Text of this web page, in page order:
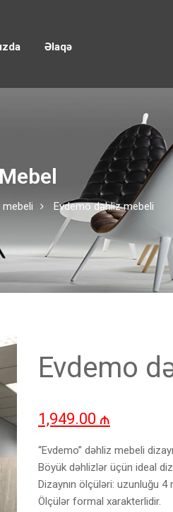
Əlaqə
Mebel
mebeli Evdemo dəhliz mebeli
Evdemo
1,949.00 ₼
“Evdemo” dəhliz mebeli
Böyük dəhlizlər üçün ideal
Dizaynın ölçüləri: uzunluğu
Ölçülər formal xarakterlidir.